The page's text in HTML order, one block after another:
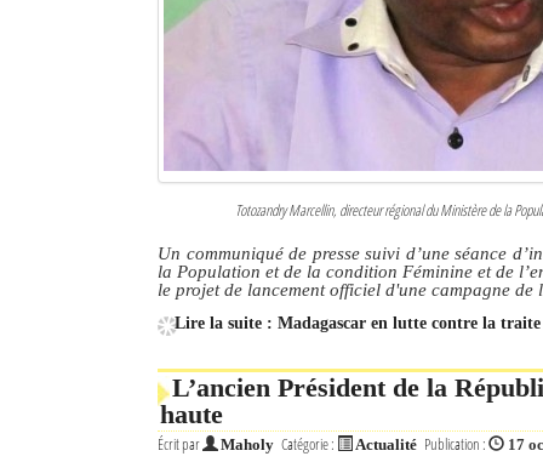
Totozandry Marcellin, directeur régional du Ministère de la
Un communiqué de presse suivi d’une séance
la Population et de la condition Féminine et de
le projet de lancement officiel d'une campagne
Lire la suite : Madagascar en lutte contre la traite
L’ancien Président de la
haute
Écrit par Maholy Catégorie : Actualité Publication : 17